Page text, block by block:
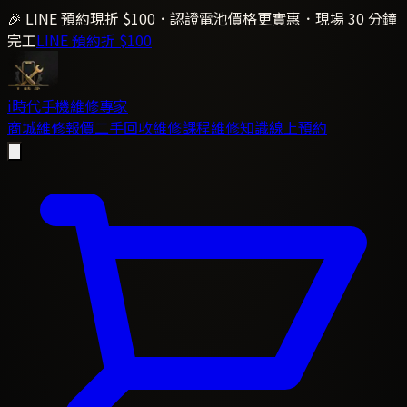
🎉 LINE 預約現折 $100．認證電池價格更實惠．現場 30 分鐘
完工LINE 預約折 $100
i時代手機維修專家
商城維修報價二手回收維修課程維修知識線上預約